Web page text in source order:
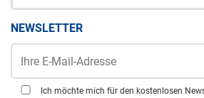
NEWSLETTER
Ich möchte mich für den kostenlosen